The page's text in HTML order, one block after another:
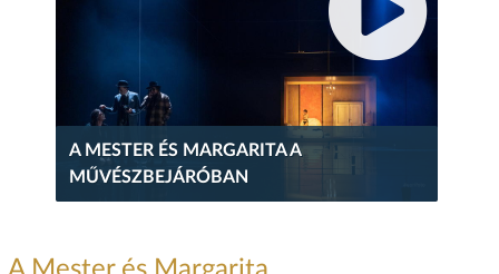
A MESTER ÉS MARGARITA A
MŰVÉSZBEJÁRÓBAN